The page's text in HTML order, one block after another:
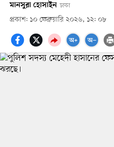
মানসুরা হোসাইন ঢাকা
প্রকাশ: ১০ ফেব্রুয়ারি ২০২৬, ১২: ০৮